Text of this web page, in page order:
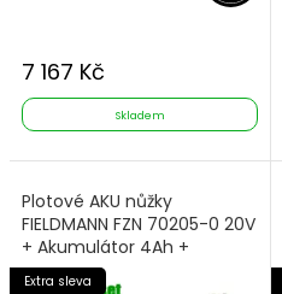
7 167 Kč
Skladem
Plotové AKU nůžky
FIELDMANN FZN 70205-0 20V
+ Akumulátor 4Ah +
Nabíječka
Extra sleva